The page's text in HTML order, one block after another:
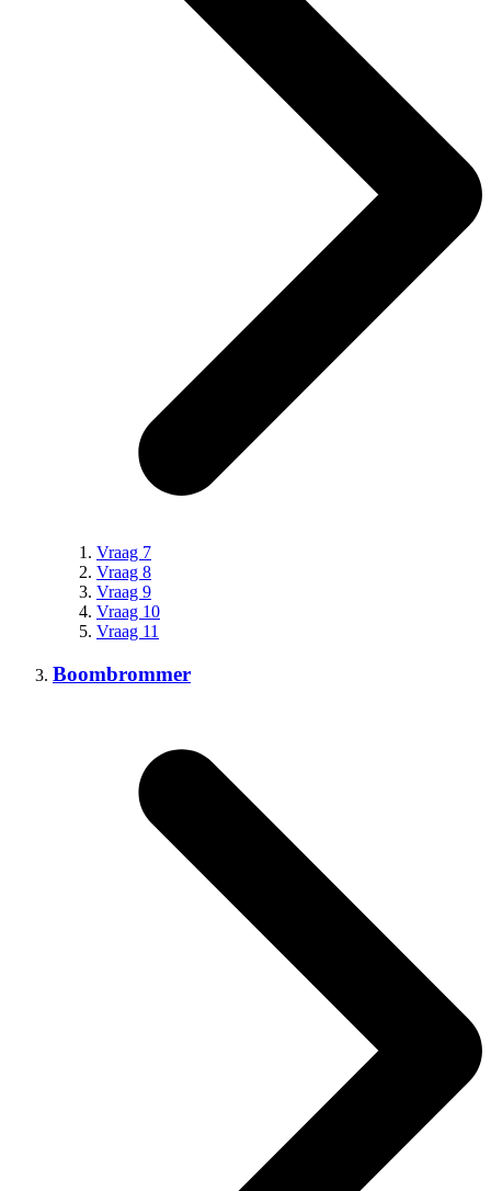
Vraag 7
Vraag 8
Vraag 9
Vraag 10
Vraag 11
Boombrommer